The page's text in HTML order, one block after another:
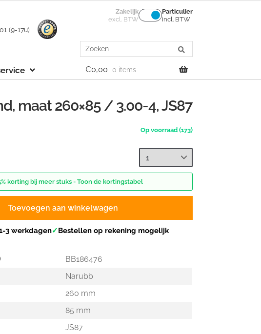
(9-17u)
Zakelijk
excl. BTW
Particulier
incl. BTW
Search
for:
€0,00 0 items
maat 260×85 / 3.00-4, JS87
(173)
korting bij meer stuks - Toon de kortingstabel
Toevoegen aan winkelwagen
3 werkdagen✓ Bestellen op rekening mogelijk
BB186476
Narubb
260 mm
85 mm
JS87